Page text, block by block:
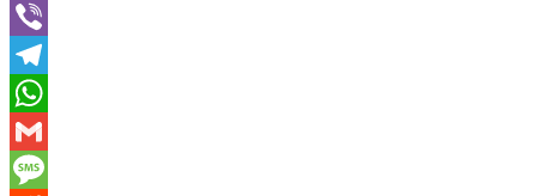
Twitter
Viber
Telegram
WhatsApp
Gmail